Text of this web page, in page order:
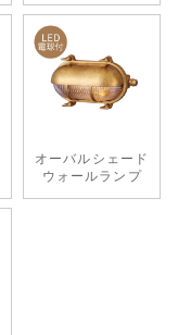
オーバルシェード
ウォールランプ